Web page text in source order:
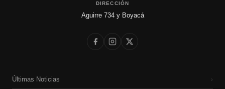
DIRECCIÓN
Aguirre 734 y Boyacá
Últimas Noticias ›